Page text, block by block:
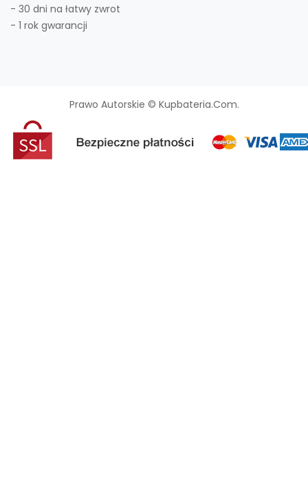
- 30 dni na łatwy zwrot
- 1 rok gwarancji
Prawo Autorskie © Kupbateria.com.